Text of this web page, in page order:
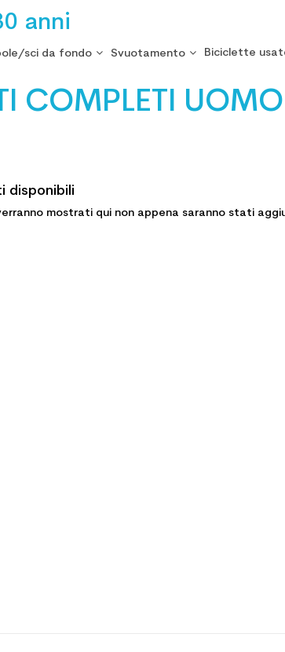
anni
sci da fondo Svuotamento Biciclette
COMPLETI UOMO
disponibili
mostrati qui non appena saranno stati